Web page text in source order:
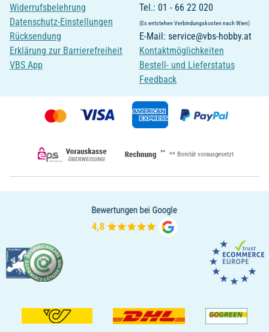
Widerrufsbelehrung
Datenschutz-Einstellungen
Rücksendung
Erklärung zur Barrierefreiheit
VBS App
Tel.: 01 - 66 22 020
(Es entstehen Verbindungskosten nach Wien)
E-Mail: service@vbs-hobby.at
Kontaktmöglichkeiten
Bestell- und Lieferstatus
Feedback
** ** Bonität vorausgesetzt